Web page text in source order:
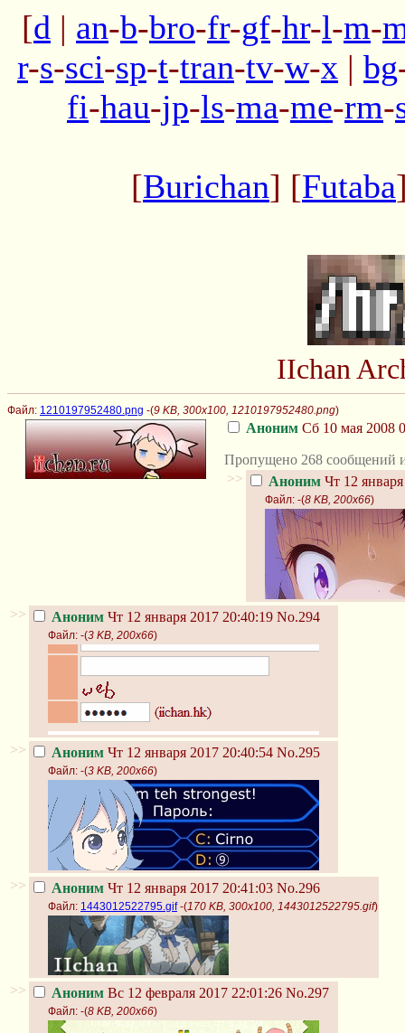
[d | an-b-bro-fr-gf-hr-l-m-
r-s-sci-sp-t-tran-tv-w-x | bg
fi-hau-jp-ls-ma-me-rm-
[Burichan] [Futaba
IIchan
Файл: 1210197952480.png -(9 KB, 300x100, 1210197952480.png)
Аноним Сб 10 мая 2008
Пропущено 268 сообщений
>>
Аноним Чт 12
Файл: -(8 KB, 200x66)
>> Аноним Чт 12 января 2017 20:40:19 No.294
Файл: -(3 KB, 200x66)
>> Аноним Чт 12 января 2017 20:40:54 No.295
Файл: -(3 KB, 200x66)
>> Аноним Чт 12 января 2017 20:41:03 No.296
Файл: 1443012522795.gif-(170 KB, 300x100, 1443012522795.gif)
>> Аноним Вс 12 февраля 2017 22:01:26 No.297
Файл: -(8 KB, 200x66)